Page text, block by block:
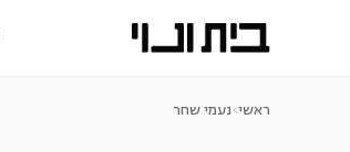
ראשי>נעמי שחר